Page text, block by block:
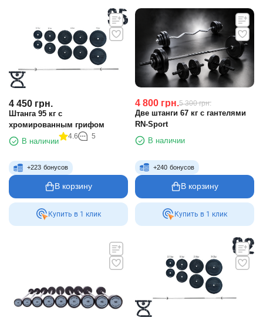
4 450 грн.
Штанга 95 кг с
хромированным грифом
В наличии
4.6 5
+223 бонусов
В корзину
Купить в 1 клик
4 800 грн.5 300 грн.
Две штанги 67 кг с гантелями
RN-Sport
В наличии
+240 бонусов
В корзину
Купить в 1 клик